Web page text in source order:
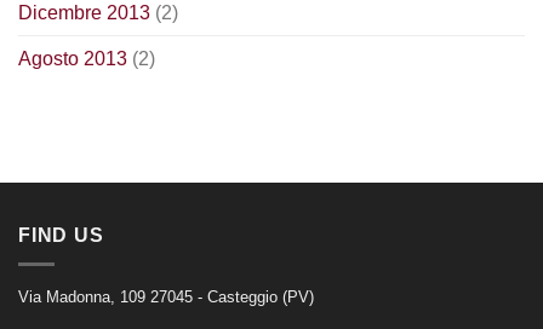
Dicembre 2013 (2)
Agosto 2013 (2)
FIND US
Via Madonna, 109 27045 - Casteggio (PV)